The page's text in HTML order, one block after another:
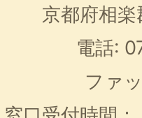
京都府相
電話:
ファ